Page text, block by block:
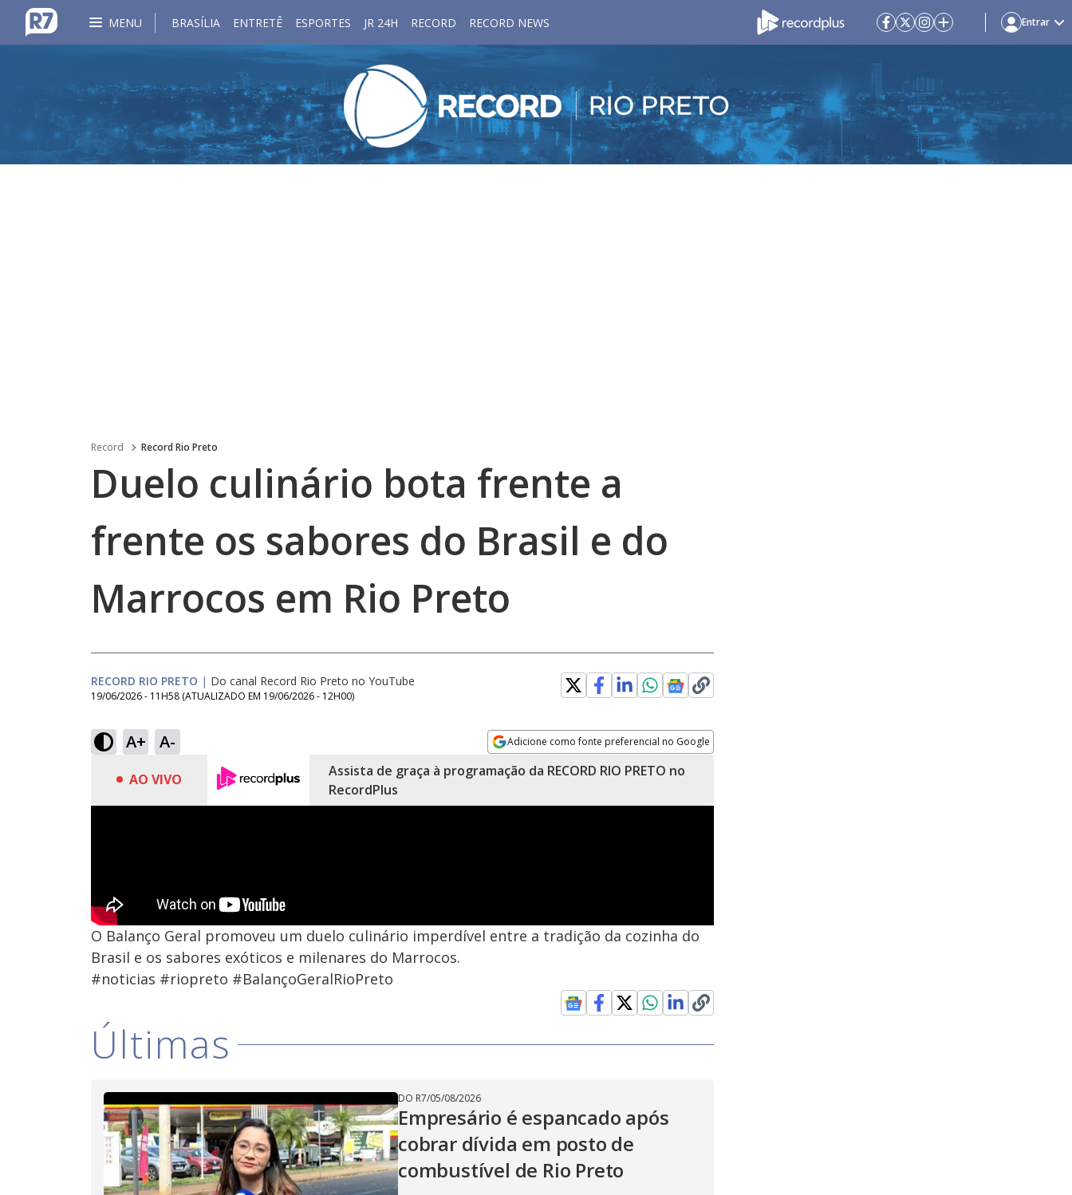
MENU BRASÍLIA ENTRETÊ ESPORTES JR 24H RECORD RECORD NEWS Entrar
Record Record Rio Preto
Duelo culinário bota frente a
frente os sabores do Brasil e do
Marrocos em Rio Preto
RECORD RIO PRETO | Do canal Record Rio Preto no YouTube
19/06/2026 - 11H58 (ATUALIZADO EM 19/06/2026 - 12H00)
A+ A- Adicione como fonte preferencial no Google
Opens in new window
AO VIVO
Assista de graça à programação da RECORD RIO PRETO no
RecordPlus
O Balanço Geral promoveu um duelo culinário imperdível entre a tradição da cozinha do
Brasil e os sabores exóticos e milenares do Marrocos.
#noticias #riopreto #BalançoGeralRioPreto
Últimas
DO R7/05/08/2026
Empresário é espancado após
cobrar dívida em posto de
combustível de Rio Preto